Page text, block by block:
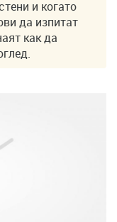
и когато
да изпитат
как да